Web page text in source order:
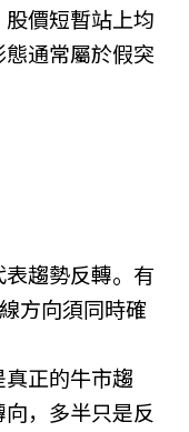
價短暫站上均
通常屬於假突
趨勢反轉。有
方向須同時確
正的牛市趨
，多半只是反